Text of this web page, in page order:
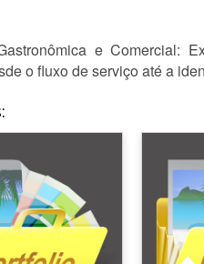
e Comercial:
o fluxo de serviço até a